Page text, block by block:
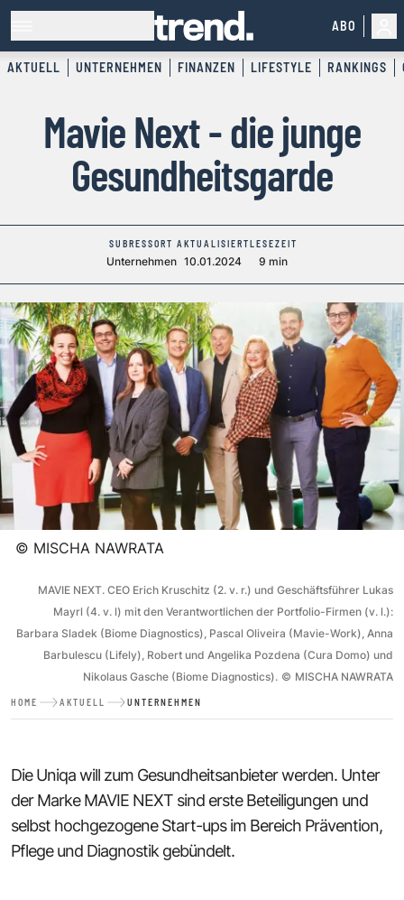
ABO
AKTUELL UNTERNEHMEN FINANZEN LIFESTYLE RANKINGS
Mavie Next - die junge
Gesundheitsgarde
SUBRESSORT
Unternehmen
AKTUALISIERT
10.01.2024
LESEZEIT
9 min
© MISCHA NAWRATA
MAVIE NEXT. CEO Erich Kruschitz (2. v. r.) und Geschäftsführer Lukas
Mayrl (4. v. l) mit den Verantwortlichen der Portfolio-Firmen (v. l.):
Barbara Sladek (Biome Diagnostics), Pascal Oliveira (Mavie-Work), Anna
Barbulescu (Lifely), Robert und Angelika Pozdena (Cura Domo) und
Nikolaus Gasche (Biome Diagnostics). © MISCHA NAWRATA
HOME AKTUELL UNTERNEHMEN
Die Uniqa will zum Gesundheitsanbieter werden. Unter
der Marke MAVIE NEXT sind erste Beteiligungen und
selbst hochgezogene Start-ups im Bereich Prävention,
Pflege und Diagnostik gebündelt.